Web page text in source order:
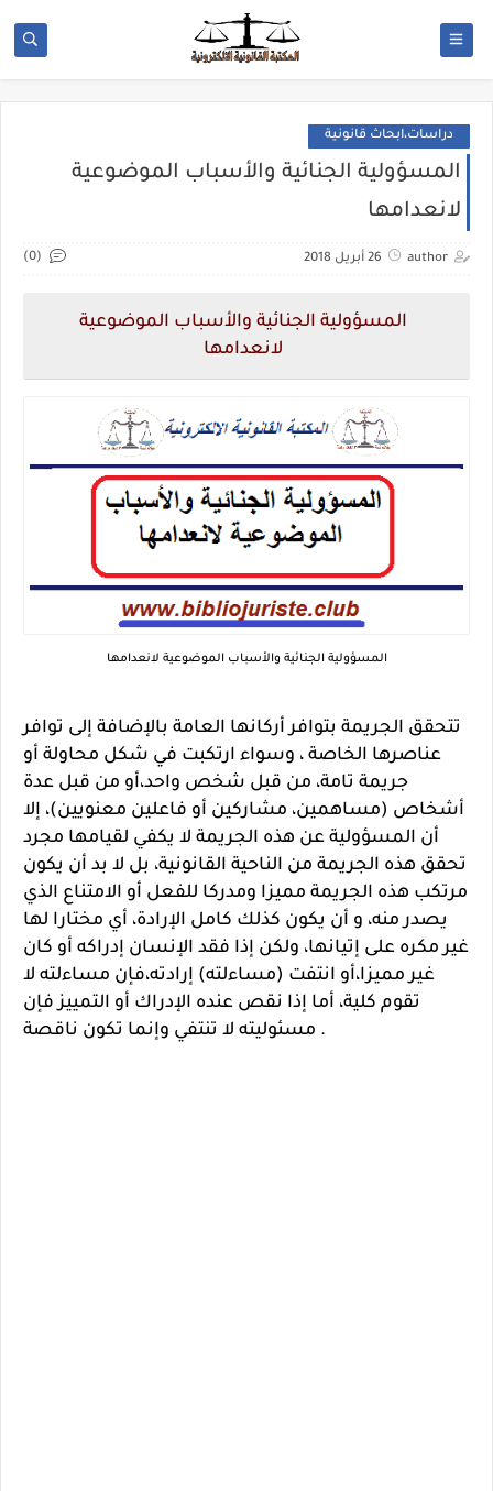
دراسات،ابحاث قانونية
المسؤولية الجنائية والأسباب الموضوعية
لانعدامها
author 26 أبريل 2018 (0)
المسؤولية الجنائية والأسباب الموضوعية
لانعدامها
المسؤولية الجنائية والأسباب الموضوعية لانعدامها
تتحقق الجريمة بتوافر أركانها العامة بالإضافة إلى توافر
عناصرها الخاصة ، وسواء ارتكبت في شكل محاولة أو
جريمة تامة، من قبل شخص واحد،أو من قبل عدة
أشخاص (مساهمين، مشاركين أو فاعلين معنويين)، إلا
أن المسؤولية عن هذه الجريمة لا يكفي لقيامها مجرد
تحقق هذه الجريمة من الناحية القانونية، بل لا بد أن يكون
مرتكب هذه الجريمة مميزا ومدركا للفعل أو الامتناع الذي
يصدر منه، و أن يكون كذلك كامل الإرادة، أي مختارا لها
غير مكره على إتيانها، ولكن إذا فقد الإنسان إدراكه أو كان
غير مميزا،أو انتفت (مساءلته) إرادته،فإن مساءلته لا
تقوم كلية، أما إذا نقص عنده الإدراك أو التمييز فإن
مسئوليته لا تنتفي وإنما تكون ناقصة .